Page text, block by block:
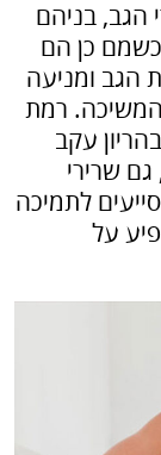
הגב, בניהם
כן הם
הגב ומניעה
רמת
עקב
שרירי
לתמיכה
על